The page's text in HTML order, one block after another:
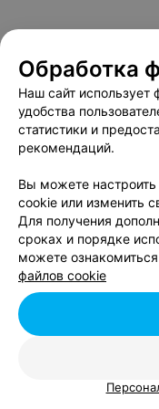
Обработка
Наш сайт использует
удобства
статистики и
рекомендаций.
Вы можете
cookie или изменить
Для получения
сроках и порядке
можете
файлов cookie